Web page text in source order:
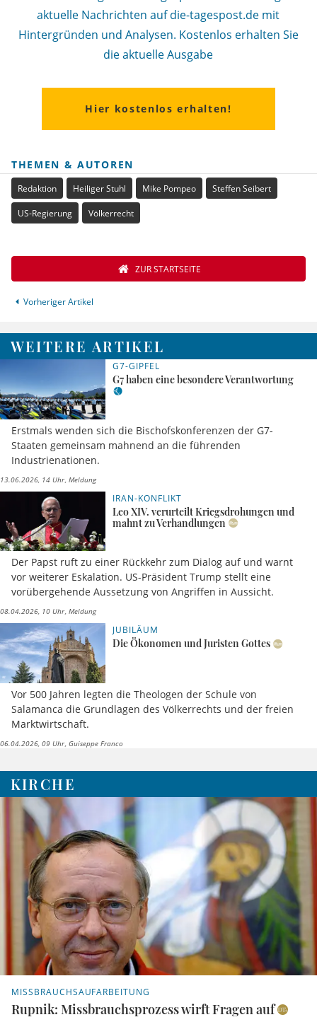
aktuelle Nachrichten auf die-tagespost.de mit
Hintergründen und Analysen. Kostenlos erhalten Sie
die aktuelle Ausgabe
Hier kostenlos erhalten!
THEMEN & AUTOREN
Redaktion Heiliger Stuhl Mike Pompeo Steffen Seibert
US-Regierung Völkerrecht
Vorheriger Artikel
ZUR STARTSEITE
WEITERE ARTIKEL
G7-GIPFEL
G7 haben eine besondere Verantwortung
Erstmals wenden sich die Bischofskonferenzen der G7-
Staaten gemeinsam mahnend an die führenden
Industrienationen.
13.06.2026, 14 Uhr Meldung
IRAN-KONFLIKT
Leo XIV. verurteilt Kriegsdrohungen und
mahnt zu Verhandlungen
Der Papst ruft zu einer Rückkehr zum Dialog auf und warnt
vor weiterer Eskalation. US-Präsident Trump stellt eine
vorübergehende Aussetzung von Angriffen in Aussicht.
08.04.2026, 10 Uhr Meldung
JUBILÄUM
Die Ökonomen und Juristen Gottes
Vor 500 Jahren legten die Theologen der Schule von
Salamanca die Grundlagen des Völkerrechts und der freien
Marktwirtschaft.
06.04.2026, 09 Uhr Guiseppe Franco
KIRCHE
MISSBRAUCHSAUFARBEITUNG
Rupnik: Missbrauchsprozess wirft Fragen auf